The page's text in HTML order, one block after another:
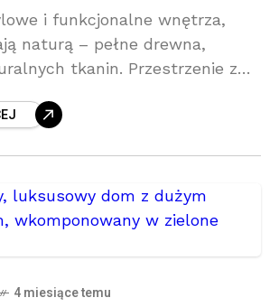
i funkcjonalne wnętrza,
naturą – pełne drewna,
tkanin. Przestrzenie z
i minimalistycznego
4 miesiące temu